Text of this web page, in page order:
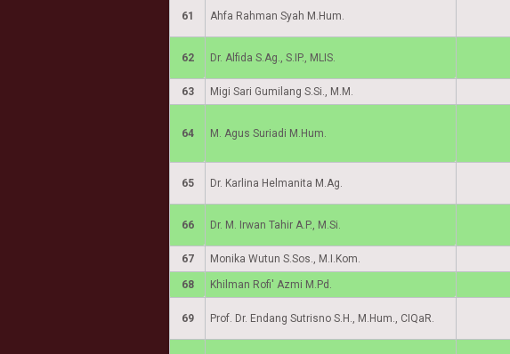
61 Ahfa Rahman Syah M.Hum.
62 Dr. Alfida S.Ag., S.IP., MLIS.
63 Migi Sari Gumilang S.Si., M.M.
64 M. Agus Suriadi M.Hum.
65 Dr. Karlina Helmanita M.Ag.
66 Dr. M. Irwan Tahir A.P., M.Si.
67 Monika Wutun S.Sos., M.I.Kom.
68 Khilman Rofi' Azmi M.Pd.
69 Prof. Dr. Endang Sutrisno S.H., M.Hum., CIQaR.